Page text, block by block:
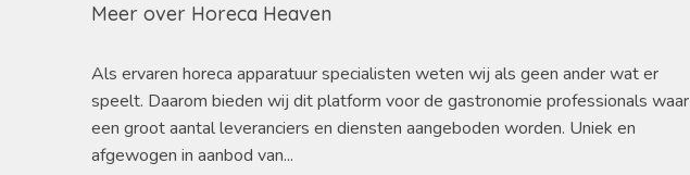
Meer over Horeca Heaven
Als ervaren horeca apparatuur specialisten weten wij als geen ander wat er
speelt. Daarom bieden wij dit platform voor de gastronomie professionals waar
een groot aantal leveranciers en diensten aangeboden worden. Uniek en
afgewogen in aanbod van...